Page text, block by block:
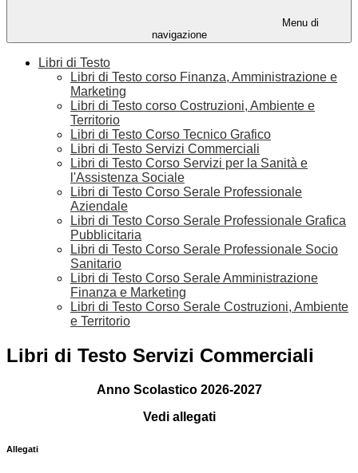
Menu di
navigazione
Libri di Testo
Libri di Testo corso Finanza, Amministrazione e
Marketing
Libri di Testo corso Costruzioni, Ambiente e
Territorio
Libri di Testo Corso Tecnico Grafico
Libri di Testo Servizi Commerciali
Libri di Testo Corso Servizi per la Sanità e
l'Assistenza Sociale
Libri di Testo Corso Serale Professionale
Aziendale
Libri di Testo Corso Serale Professionale Grafica
Pubblicitaria
Libri di Testo Corso Serale Professionale Socio
Sanitario
Libri di Testo Corso Serale Amministrazione
Finanza e Marketing
Libri di Testo Corso Serale Costruzioni, Ambiente
e Territorio
Libri di Testo Servizi Commerciali
Anno Scolastico 2026-2027
Vedi allegati
Allegati